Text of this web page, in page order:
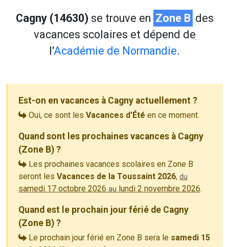
Cagny (14630) se trouve en Zone B des
vacances scolaires et dépend de
l'Académie de Normandie.
Est-on en vacances à Cagny actuellement ?
Oui, ce sont les Vacances d'Été en ce moment.
Quand sont les prochaines vacances à Cagny
(Zone B) ?
Les prochaines vacances scolaires en Zone B
seront les Vacances de la Toussaint 2026, du
samedi 17 octobre 2026 au lundi 2 novembre 2026.
Quand est le prochain jour férié de Cagny
(Zone B) ?
Le prochain jour férié en Zone B sera le samedi 15